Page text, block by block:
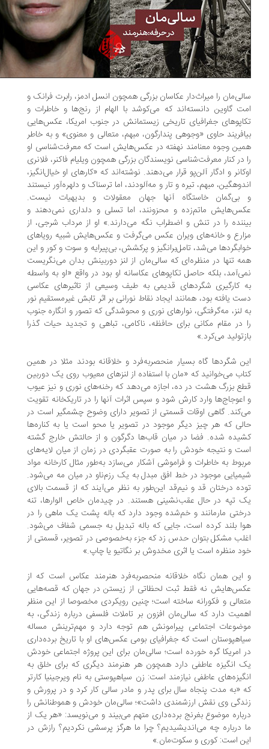
را میراث‌دار عکاسان بزرگی همچون انسل ادمز، رابرت فرانک و
گاوین دانسته‌اند که می‌کوشد با الهام از رنج‌ها و خاطرات و
جغرافیای تاریخی زیستمانش در جنوب امریکا، عکس‌هایی
حاوی «وجوهی پندارگون، مبهم، متعالی و معنوی» و به خاطر
وجوه معنامند نهفته در عکس‌هایش است که معرفت‌شناسی او
در کنار معرفت‌شناسی نویسندگان بزرگی همچون ویلیام فاکنر، فلانری
و ادگار آلن‌پو قرار می‌دهند. نوشته‌اند که «کارهای او خیال‌انگیز،
مبهم، تیره و تار و مه‌آلودند، اما ترسناک و دلهره‌آور نیستند
خاستگاه آنها جهان معقولات و بدیهیات نیست.
ماتم‌زده و محزونند، اما تسلی و دلداری نمی‌دهند و
را در تنش و اضطراب نگه می‌دارند.» او از مرداب شرجی، از
و خانه‌های ویران عکس می‌گرفت و عکس‌هایش شبیه رویاهای
می‌شد، تامل‌برانگیز و پرکشش، بی‌پیرایه و سوت و کور و این
تنها در منظره‌ای که سالی‌مان از لنز دوربینش بدان می‌نگریست
بلکه حاصل تکاپوهای عکاسانه او بود در واقع «او به واسطه
کارگیری شگردهای قدیمی به طیف وسیعی از تاثیرهای عکاسی
یافته بود، همانند ایجاد نقاط نورانی بر اثر تابش غیرمستقیم نور
لنز، مه‌گرفتگی، نوارهای نوری و محوشدگی که تصور و انگاره جنوب
در مقام مکانی برای حافظه، ناکامی، تباهی و تجدید حیات گذرا
می‌کرد.»
شگردها گاه بسیار منحصربه‌فرد و خلاقانه بودند مثلا در همین
می‌خوانید که «مان با استفاده از لنزهای معیوب روی یک دوربین
بزرگ هشت در ده، اجازه می‌دهد که رخنه‌های نوری و نیز عیوب
وارد کارش شود و سپس اثرات آنها را در تاریکخانه تقویت
گاهی اوقات قسمتی از تصویر دارای وضوح چشمگیر است در
که هر چیز دیگر موجود در تصویر یا محو است یا به کناره‌ها
شده. فضا در میان قاب‌ها دگرگون و از حالتش خارج گشته
و نتیجه خودش را به صورت عقبگردی در زمان از میان لایه‌های
به خاطرات و فراموشی آشکار می‌سازد به‌طور مثال کارخانه مواد
موجود در خط افق مبدل به یک رزم‌ناو در میان مه می‌شود.
درختان قد و نیم‌قد این‌طور به نظر می‌آیند که از قسمت بالای
تپه در حال عقب‌نشینی هستند. در چیدمان خاص الوارها، تنه
مارمانند و خم‌شده وجود دارد که باله پشت یک ماهی را در
بلند کرده است، جایی که باله تبدیل به جسمی شفاف می‌شود.
مشکل بتوان حدس زد که جزء به‌خصوصی در تصویر، قسمتی از
منظره است یا اثری مخدوش بر نگاتیو یا چاپ.»
همان نگاه خلاقانه منحصربه‌فرد هنرمند عکاس است که از
نه فقط ثبت لحظاتی از زیستن در جهان که قصه‌هایی
و فکورانه ساخته است؛ چنین رویکردی مخصوصا از این منظر
دارد که سالی‌مان افزون بر تاملات فلسفی درباره زندگی، به
اجتماعی پیرامونش هم توجه دارد و مهم‌ترینش مساله
است که جغرافیای بومی عکس‌های او با تاریخ برده‌داری
امریکا گره خورده است؛ سالی‌مان برای این پروژه اجتماعی خودش
انگیزه عاطفی دارد همچون هر هنرمند دیگری که برای خلق به
عاطفی نیازمند است: زن سیاهپوستی به نام ویرجینیا کارتر
«به مدت پنجاه سال برای پدر و مادر سالی کار کرد و در پرورش و
وی نقش ارزشمندی داشت»؛ سالی‌مان خودش و هموطنانش را
موضوع بغرنج برده‌داری متهم می‌بیند و می‌نویسد: «هر یک از
درباره چه می‌اندیشیدیم؟ چرا ما هرگز پرسشی نکردیم؟ رازش در
است: کوری و سکوت‌مان.»